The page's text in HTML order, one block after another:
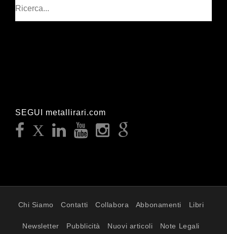
SEGUI metallirari.com
Chi Siamo Contatti Collabora Abbonamenti Libri
Newsletter Pubblicità Nuovi articoli Note Legali